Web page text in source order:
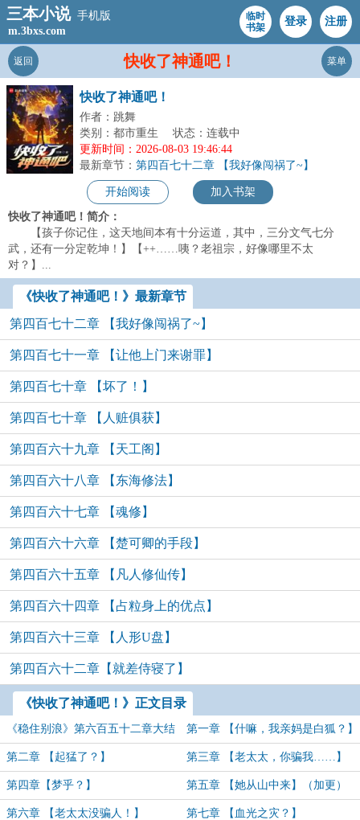
三本小说 手机版
m.3bxs.com
临时
书架
登录 注册
快收了神通吧！
返回 菜单
快收了神通吧！
作者：跳舞
类别：都市重生
状态：连载中
更新时间：2026-08-03 19:46:44
最新章节： 第四百七十二章 【我好像闯祸了~】
开始阅读 加入书架
快收了神通吧！简介：
【孩子你记住，这天地间本有十分运道，其中，三分文气七分
武，还有一分定乾坤！】【++……咦？老祖宗，好像哪里不太
对？】...
《快收了神通吧！》最新章节
第四百七十二章 【我好像闯祸了~】
第四百七十一章 【让他上门来谢罪】
第四百七十章 【坏了！】
第四百七十章 【人赃俱获】
第四百六十九章 【天工阁】
第四百六十八章 【东海修法】
第四百六十七章 【魂修】
第四百六十六章 【楚可卿的手段】
第四百六十五章 【凡人修仙传】
第四百六十四章 【占粒身上的优点】
第四百六十三章 【人形U盘】
第四百六十二章【就差侍寝了】
《快收了神通吧！》正文目录
《稳住别浪》第六百五十二章大结
局（完）
第一章 【什嘛，我亲妈是白狐？】
第二章 【起猛了？】 第三章 【老太太，你骗我……】
第四章【梦乎？】 第五章 【她从山中来】（加更）
第六章 【老太太没骗人！】 第七章 【血光之灾？】